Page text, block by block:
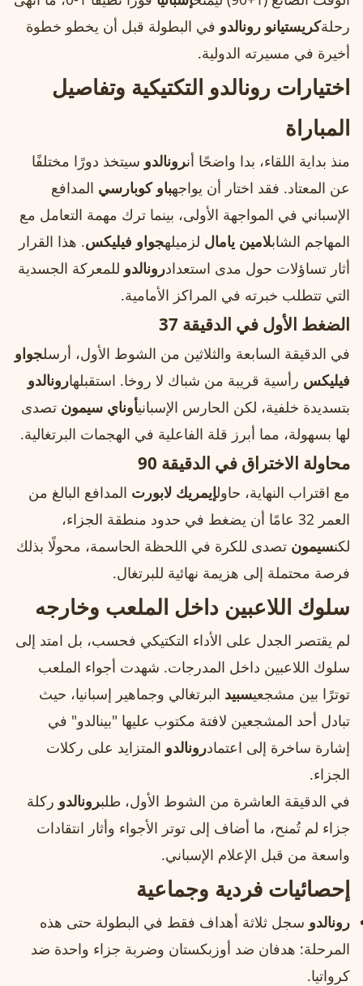
رحلةكريستيانو رونالدو في البطولة قبل أن يخطو خطوة
أخيرة في مسيرته الدولية.
اختيارات رونالدو التكتيكية وتفاصيل
المباراة
منذ بداية اللقاء، بدا واضحًا أنرونالدو سيتخذ دورًا مختلفًا
عن المعتاد. فقد اختار أن يواجهباو كوبارسي المدافع
الإسباني في المواجهة الأولى، بينما ترك مهمة التعامل مع
المهاجم الشابلامين يامال لزميلهجواو فيليكس. هذا القرار
أثار تساؤلات حول مدى استعدادرونالدو للمعركة الجسدية
التي تتطلب خبرته في المراكز الأمامية.
الضغط الأول في الدقيقة 37
في الدقيقة السابعة والثلاثين من الشوط الأول، أرسلجواو
فيليكس رأسية قريبة من شباك لا روخا. استقبلهارونالدو
بتسديدة خلفية، لكن الحارس الإسبانيأوناي سيمون تصدى
لها بسهولة، مما أبرز قلة الفاعلية في الهجمات البرتغالية.
محاولة الاختراق في الدقيقة 90
مع اقتراب النهاية، حاولإيمريك لابورت المدافع البالغ من
العمر 32 عامًا أن يضغط في حدود منطقة الجزاء،
لكنسيمون تصدى للكرة في اللحظة الحاسمة، محولًا بذلك
فرصة محتملة إلى هزيمة نهائية للبرتغال.
سلوك اللاعبين داخل الملعب وخارجه
لم يقتصر الجدل على الأداء التكتيكي فحسب، بل امتد إلى
سلوك اللاعبين داخل المدرجات. شهدت أجواء الملعب
توترًا بين مشجعيسبيد البرتغالي وجماهير إسبانيا، حيث
تبادل أحد المشجعين لافتة مكتوب عليها "بينالدو" في
إشارة ساخرة إلى اعتمادرونالدو المتزايد على ركلات
الجزاء.
في الدقيقة العاشرة من الشوط الأول، طلبرونالدو ركلة
جزاء لم تُمنح، ما أضاف إلى توتر الأجواء وأثار انتقادات
واسعة من قبل الإعلام الإسباني.
إحصائيات فردية وجماعية
رونالدو سجل ثلاثة أهداف فقط في البطولة حتى هذه
المرحلة: هدفان ضد أوزبكستان وضربة جزاء واحدة ضد
كرواتيا.